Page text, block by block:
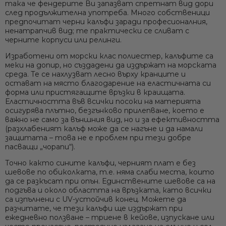
UV и мухъл устойчив: Проектирана за слънце и солена
вода, тъканта не избледнява или отслабва и
противостои на плесени
Лесна поддръжка: Сваля се за секунди за почистване;
вид след многократна употреба
Универсално пасване:Създадени да пасват на широка
гама модели/размери кранци (от ~10 см диаметър до
големи буй-фендери), с връзки/ластични краища за
сигурно пристягане
така че фендерите Ви запазват спретнат вид дори
след продължителна употреба. Много собственици
предпочитат черни калъфи заради професионалния,
ненатрапчив вид; те практически се сливат с
черните корпуси или релинги.
Изработени от морски клас полиестер, калъфите са
меки на допир, но създадени да издържат на морската
среда. Те се нахлузват лесно върху кранците и
остават на място благодарение на еластичната си
форма или пристягащите връзки в краищата.
Еластичността във всички посоки на материята
осигурява плътно, безгънково прилепване, което е
важно не само за външния вид, но и за ефективността
(разхлабеният калъф може да се нагъне и да намали
защитата – това не е проблем при тези добре
пасващи „чорапи“).
Точно както сините калъфи, черният плат е без
шевове по обиколката, т.е. няма слаби места, които
да се разкъсат при опън. Единствените шевове са на
подгъва и около областта на връзката, като всички
са изпълнени с UV-устойчив конец. Можете да
разчитате, че тези калъфи ще издържат при
ежедневно ползване – триене в кейове, изпускане или